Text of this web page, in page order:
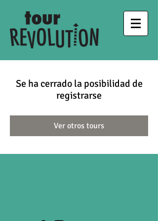
Se ha cerrado la posibilidad de
registrarse
Ver otros tours